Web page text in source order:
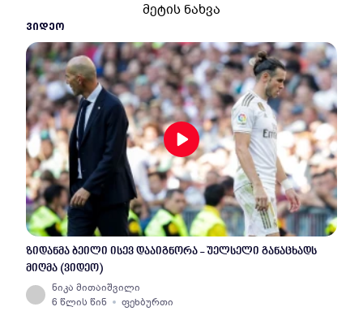
მეტის ნახვა
ᲕᲘᲓᲔᲝ
ზიდანმა ბეილი ისევ დააიგნორა - უელსელი განაცხადს
მიღმა (ვიდეო)
ნიკა მითაიშვილი
6 წლის წინ
ფეხბურთი